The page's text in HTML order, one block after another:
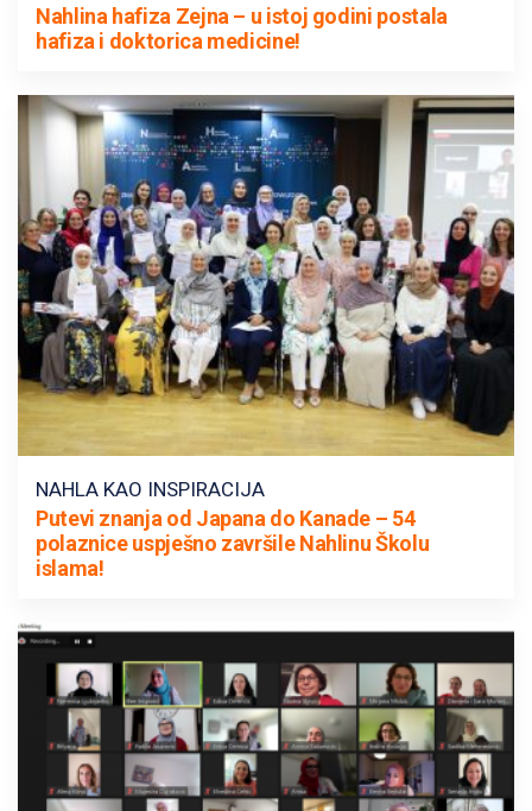
Nahlina hafiza Zejna – u istoj godini postala
hafiza i doktorica medicine!
NAHLA KAO INSPIRACIJA
Putevi znanja od Japana do Kanade – 54
polaznice uspješno završile Nahlinu Školu
islama!